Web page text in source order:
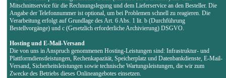
Mitschnittservice für die Rechnungslegung und dem Lieferservice an den Besteller. Die
Angabe der Telefonnummer ist optional, um bei Problemen schnell zu reagieren. Die
Verarbeitung erfolgt auf Grundlage des Art. 6 Abs. 1 lit. b (Durchführung
Bestellvorgänge) und c (Gesetzlich erforderliche Archivierung) DSGVO.
Hosting und E-Mail-Versand
Die von uns in Anspruch genommenen Hosting-Leistungen sind: Infrastruktur- und
Plattformdienstleistungen, Rechenkapazität, Speicherplatz und Datenbankdienste, E-Mail-
Versand, Sicherheitsleistungen sowie technische Wartungsleistungen, die wir zum
Zwecke des Betriebs dieses Onlineangebotes einsetzen.